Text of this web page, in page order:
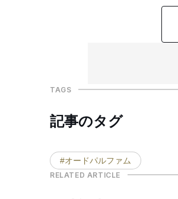
TAGS
記事のタグ
#オードパルファム
RELATED ARTICLE